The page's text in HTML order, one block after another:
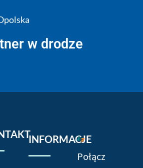
w drodze
INFORMACJE
Połącz